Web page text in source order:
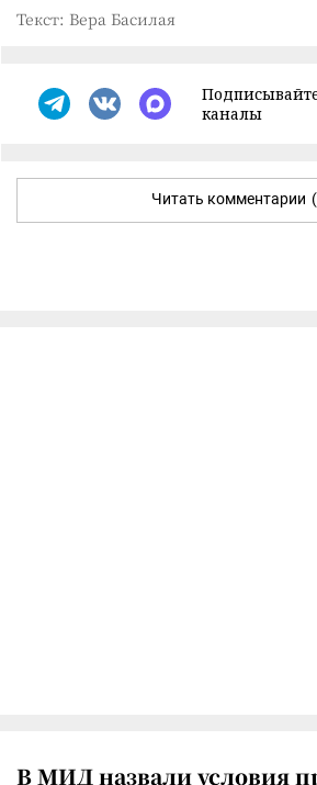
Текст: Вера Басилая
каналы
Читать комментарии
В МИД назвали условия